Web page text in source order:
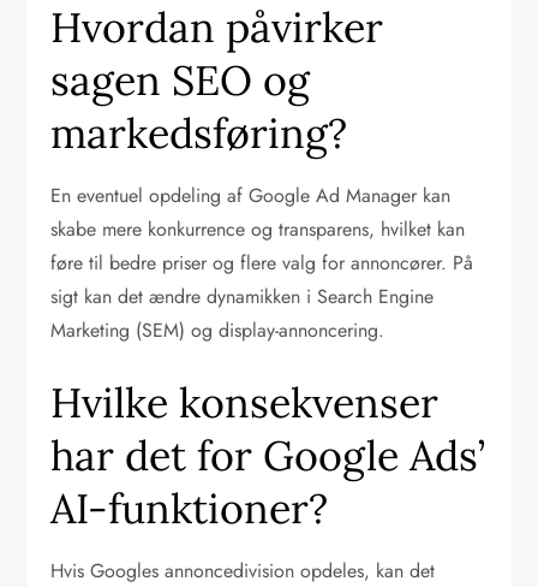
Hvordan påvirker
sagen SEO og
markedsføring?
En eventuel opdeling af Google Ad Manager kan
skabe mere konkurrence og transparens, hvilket kan
føre til bedre priser og flere valg for annoncører. På
sigt kan det ændre dynamikken i Search Engine
Marketing (SEM) og display-annoncering.
Hvilke konsekvenser
har det for Google Ads’
AI-funktioner?
Hvis Googles annoncedivision opdeles, kan det